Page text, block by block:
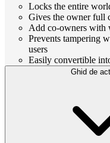
Locks the entire
Gives the owner full
Add co‑owners with
Prevents tampering
users
Easily convertible
Ghid de